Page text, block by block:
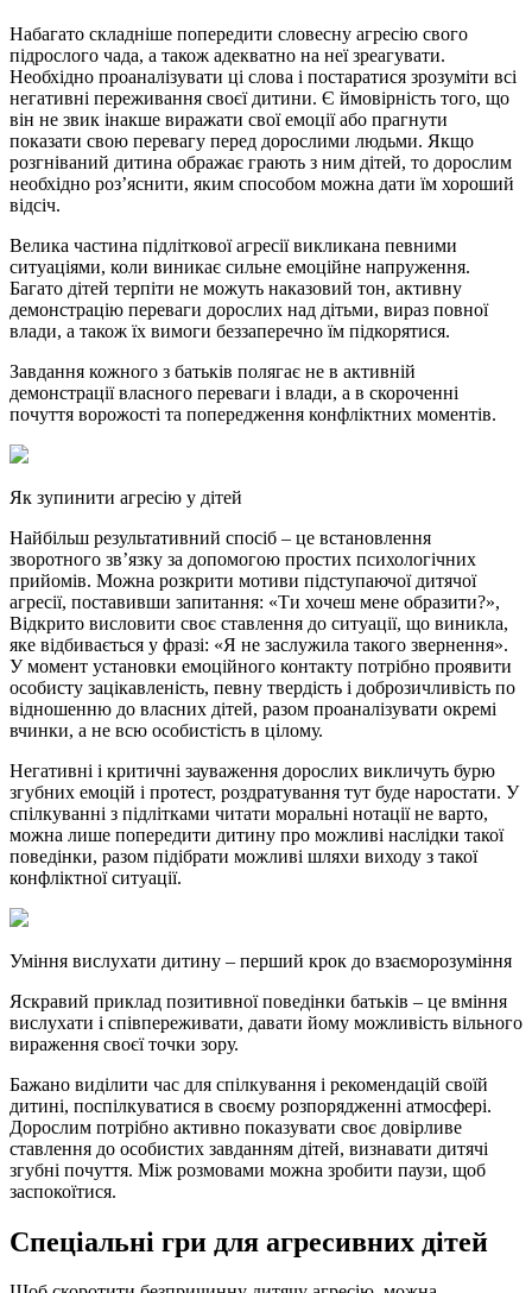
Набагато складніше попередити словесну агресію свого
підрослого чада, а також адекватно на неї зреагувати.
Необхідно проаналізувати ці слова і постаратися зрозуміти всі
негативні переживання своєї дитини. Є ймовірність того, що
він не звик інакше виражати свої емоції або прагнути
показати свою перевагу перед дорослими людьми. Якщо
розгніваний дитина ображає грають з ним дітей, то дорослим
необхідно роз’яснити, яким способом можна дати їм хороший
відсіч.
Велика частина підліткової агресії викликана певними
ситуаціями, коли виникає сильне емоційне напруження.
Багато дітей терпіти не можуть наказовий тон, активну
демонстрацію переваги дорослих над дітьми, вираз повної
влади, а також їх вимоги беззаперечно їм підкорятися.
Завдання кожного з батьків полягає не в активній
демонстрації власного переваги і влади, а в скороченні
почуття ворожості та попередження конфліктних моментів.
Як зупинити агресію у дітей
Найбільш результативний спосіб – це встановлення
зворотного зв’язку за допомогою простих психологічних
прийомів. Можна розкрити мотиви підступаючої дитячої
агресії, поставивши запитання: «Ти хочеш мене образити?»,
Відкрито висловити своє ставлення до ситуації, що виникла,
яке відбивається у фразі: «Я не заслужила такого звернення».
У момент установки емоційного контакту потрібно проявити
особисту зацікавленість, певну твердість і доброзичливість по
відношенню до власних дітей, разом проаналізувати окремі
вчинки, а не всю особистість в цілому.
Негативні і критичні зауваження дорослих викличуть бурю
згубних емоцій і протест, роздратування тут буде наростати. У
спілкуванні з підлітками читати моральні нотації не варто,
можна лише попередити дитину про можливі наслідки такої
поведінки, разом підібрати можливі шляхи виходу з такої
конфліктної ситуації.
Уміння вислухати дитину – перший крок до взаєморозуміння
Яскравий приклад позитивної поведінки батьків – це вміння
вислухати і співпереживати, давати йому можливість вільного
вираження своєї точки зору.
Бажано виділити час для спілкування і рекомендацій своїй
дитині, поспілкуватися в своєму розпорядженні атмосфері.
Дорослим потрібно активно показувати своє довірливе
ставлення до особистих завданням дітей, визнавати дитячі
згубні почуття. Між розмовами можна зробити паузи, щоб
заспокоїтися.
Спеціальні гри для агресивних дітей